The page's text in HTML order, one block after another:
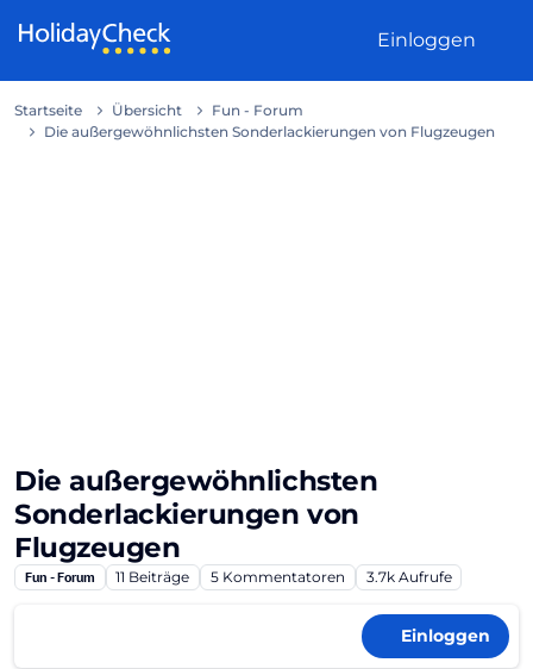
Einloggen
Startseite Übersicht
Fun - Forum
Die außergewöhnlichsten Sonderlackierungen von Flugzeugen
Die außergewöhnlichsten
Sonderlackierungen von
Flugzeugen
Fun - Forum 11 Beiträge 5 Kommentatoren 3.7k Aufrufe
Einloggen